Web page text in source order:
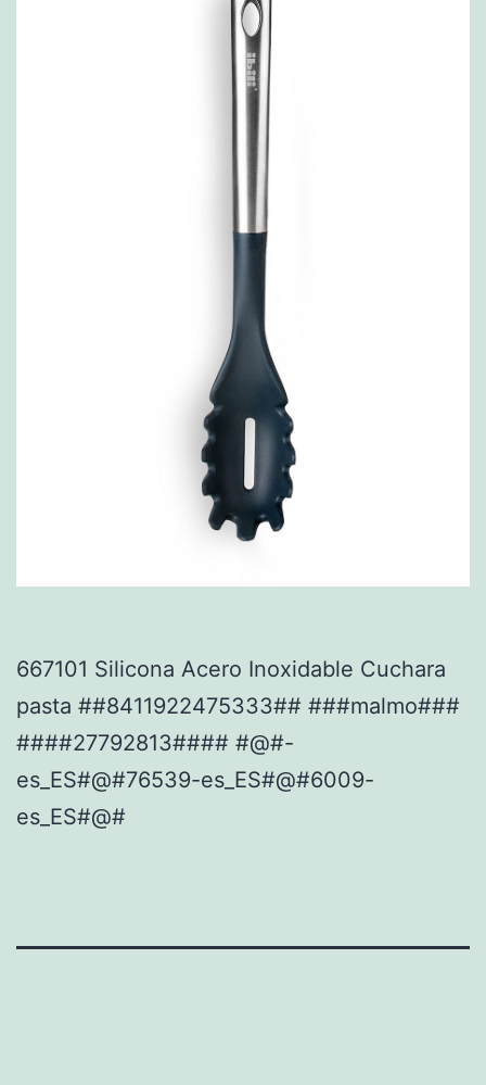
667101 Silicona Acero Inoxidable Cuchara
pasta ##8411922475333## ###malmo###
####27792813#### #@#-
es_ES#@#76539-es_ES#@#6009-
es_ES#@#